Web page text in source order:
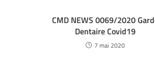
CMD NEWS 0069/2020
Dentaire Covid19
7 mai 2020